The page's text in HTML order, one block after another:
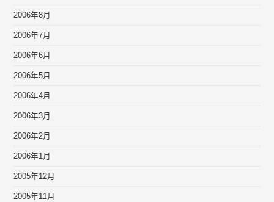
2006年8月
2006年7月
2006年6月
2006年5月
2006年4月
2006年3月
2006年2月
2006年1月
2005年12月
2005年11月